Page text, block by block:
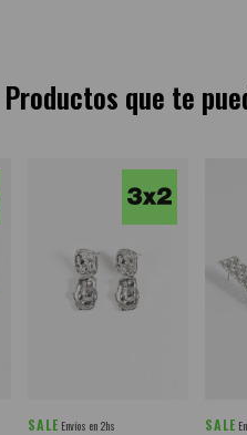
Productos que te
SALE Envíos en 2hs SALE